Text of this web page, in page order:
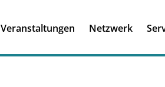
Veranstaltungen
Netzwerk